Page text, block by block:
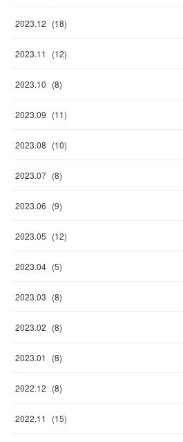
2023.12 (18)
2023.11 (12)
2023.10 (8)
2023.09 (11)
2023.08 (10)
2023.07 (8)
2023.06 (9)
2023.05 (12)
2023.04 (5)
2023.03 (8)
2023.02 (8)
2023.01 (8)
2022.12 (8)
2022.11 (15)